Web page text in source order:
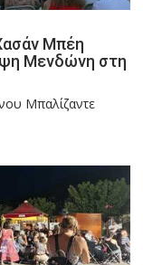
Μπέη
Μενδώνη στη
Μπαλίζαντε